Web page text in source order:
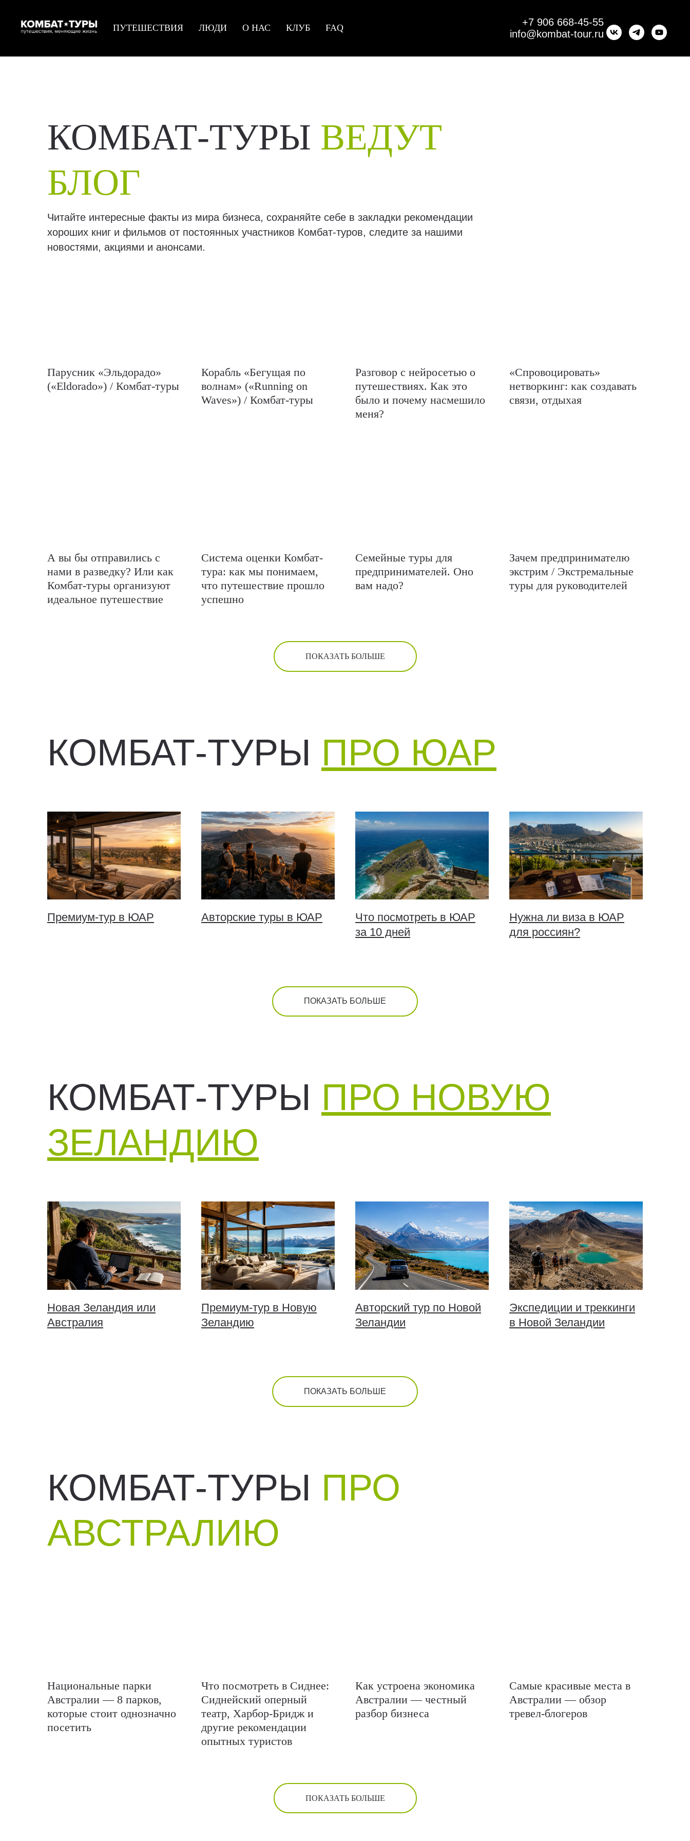
ПУТЕШЕСТВИЯ ЛЮДИ О НАС КЛУБ FAQ
+7 906 668-45-55
info@kombat-tour.ru
КОМБАТ-ТУРЫ ВЕДУТ
БЛОГ
Читайте интересные факты из мира бизнеса, сохраняйте себе в закладки рекомендации
хороших книг и фильмов от постоянных участников Комбат-туров, следите за нашими
новостями, акциями и анонсами.
Парусник «Эльдорадо»
(«Eldorado») / Комбат-туры
Корабль «Бегущая по
волнам» («Running on
Waves») / Комбат-туры
Разговор с нейросетью о
путешествиях. Как это
было и почему насмешило
меня?
«Спровоцировать»
нетворкинг: как создавать
связи, отдыхая
А вы бы отправились с
нами в разведку? Или как
Комбат-туры организуют
идеальное путешествие
Система оценки Комбат-
тура: как мы понимаем,
что путешествие прошло
успешно
Семейные туры для
предпринимателей. Оно
вам надо?
Зачем предпринимателю
экстрим / Экстремальные
туры для руководителей
ПОКАЗАТЬ БОЛЬШЕ
КОМБАТ-ТУРЫ ПРО ЮАР
Премиум-тур в ЮАР Авторские туры в ЮАР
Что посмотреть в ЮАР
за 10 дней
Нужна ли виза в ЮАР
для россиян?
ПОКАЗАТЬ БОЛЬШЕ
КОМБАТ-ТУРЫ ПРО НОВУЮ
ЗЕЛАНДИЮ
Новая Зеландия или
Австралия
Премиум-тур в Новую
Зеландию
Авторский тур по Новой
Зеландии
Экспедиции и треккинги
в Новой Зеландии
ПОКАЗАТЬ БОЛЬШЕ
КОМБАТ-ТУРЫ ПРО
АВСТРАЛИЮ
Национальные парки
Австралии — 8 парков,
которые стоит однозначно
посетить
Что посмотреть в Сиднее:
Сиднейский оперный
театр, Харбор-Бридж и
другие рекомендации
опытных туристов
Как устроена экономика
Австралии — честный
разбор бизнеса
Самые красивые места в
Австралии — обзор
тревел-блогеров
ПОКАЗАТЬ БОЛЬШЕ